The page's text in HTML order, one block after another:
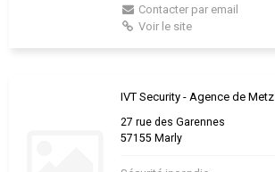
Contacter par email
Voir le site
IVT Security - Agence de Metz
27 rue des Garennes
57155 Marly